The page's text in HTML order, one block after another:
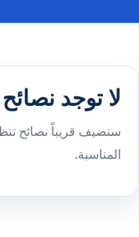
لا توجد نصائح
سنضيف قريباً نصائح
المناسبة.